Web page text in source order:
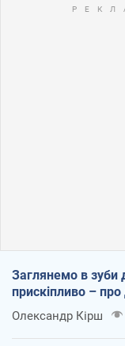
Заглянемо в зуби
прискіпливо – про
Олександр Кірш